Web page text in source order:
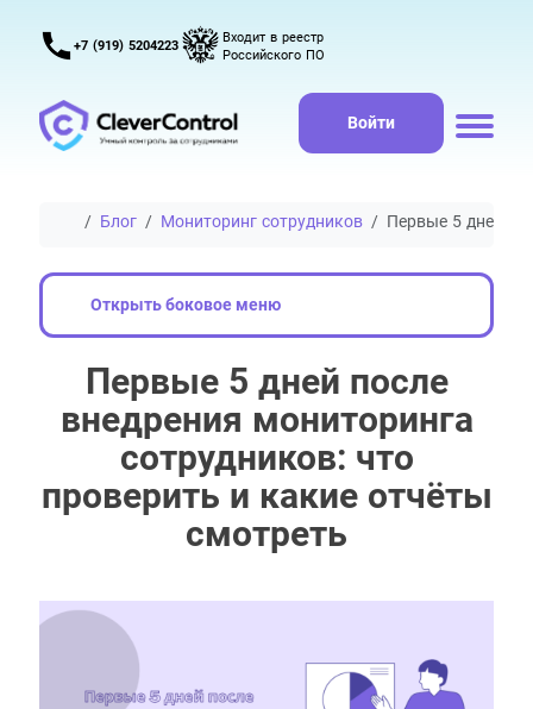
+7 (919) 5204223
Входит в реестр
Российского ПО
Войти
Главная
Блог Мониторинг сотрудников Первые 5 дней
Первые 5 дней после
внедрения мониторинга
сотрудников: что
проверить и какие отчёты
смотреть
Открыть боковое меню